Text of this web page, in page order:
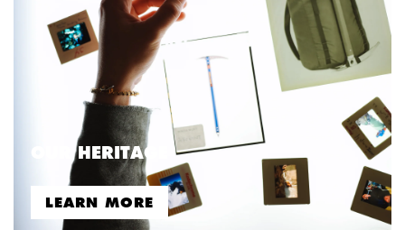
OUR HERITAGE
LEARN MORE